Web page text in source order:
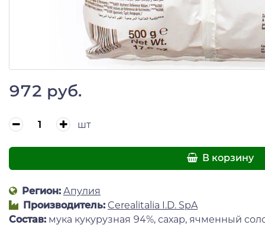
972 руб.
шт
В корзину
Регион: Апулия
Производитель: Cerealitalia I.D. SpA
Состав: мука кукурузная 94%, сахар, ячменный